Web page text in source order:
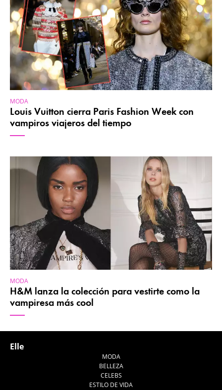
MODA
Louis Vuitton cierra Paris Fashion Week con
vampiros viajeros del tiempo
MODA
H&M lanza la colección para vestirte como la
vampiresa más cool
Elle
MODA
BELLEZA
CELEBS
ESTILO DE VIDA